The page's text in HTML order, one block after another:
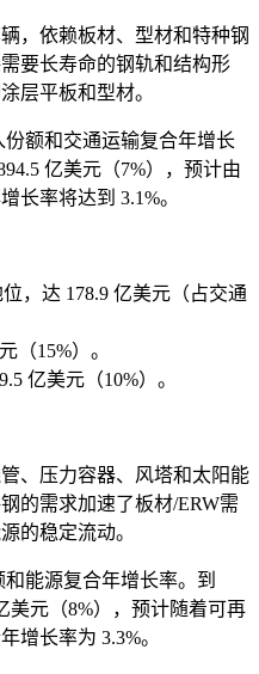
，依赖板材、型材和特种钢
要长寿命的钢轨和结构形
层平板和型材。
份额和交通运输复合年增长
亿美元（7%），预计由
长率将达到 3.1%。
，达 178.9 亿美元（占交通
（15%）。
亿美元（10%）。
、压力容器、风塔和太阳能
的需求加速了板材/ERW需
的稳定流动。
能源复合年增长率。到
美元（8%），预计随着可再
增长率为 3.3%。